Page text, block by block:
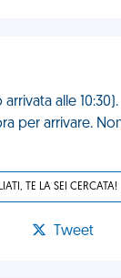
alle
per arrivare.
TE LA SEI CERCATA!
Tweet